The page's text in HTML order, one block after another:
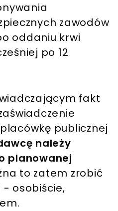
zawodów
oddaniu krwi
po 12
fakt
publicznej
należy
planowanej
to zatem zrobić
osobiście,